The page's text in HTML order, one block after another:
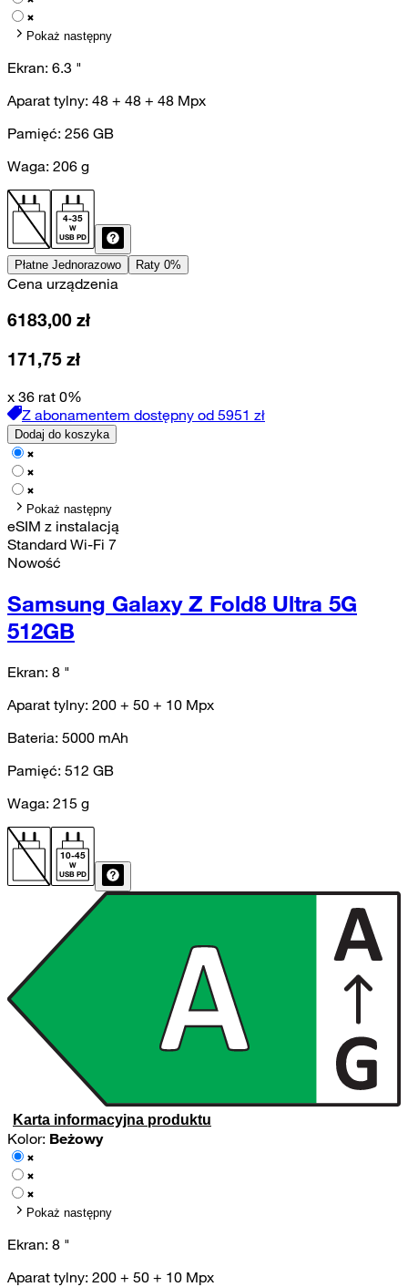
Pokaż następny
Ekran: 6.3 "
Aparat tylny: 48 + 48 + 48 Mpx
Pamięć: 256 GB
Waga: 206 g
4-35
W
USB PD
Płatne Jednorazowo Raty 0%
Cena urządzenia
6183,00 zł
171,75 zł
x 36 rat 0%
Z abonamentem dostępny od 5951 zł
Dodaj do koszyka
Pokaż następny
eSIM z instalacją
Standard Wi-Fi 7
Nowość
Samsung Galaxy Z Fold8 Ultra 5G
512GB
Ekran: 8 "
Aparat tylny: 200 + 50 + 10 Mpx
Bateria: 5000 mAh
Pamięć: 512 GB
Waga: 215 g
10-45
W
USB PD
Karta informacyjna produktu
Kolor: Beżowy
Pokaż następny
Ekran: 8 "
Aparat tylny: 200 + 50 + 10 Mpx